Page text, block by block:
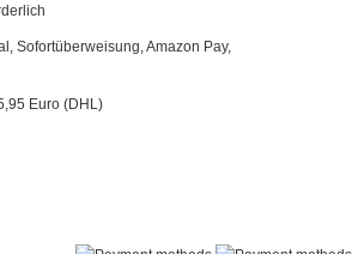
Sofortüberweisung, Amazon Pay,
Euro (DHL)